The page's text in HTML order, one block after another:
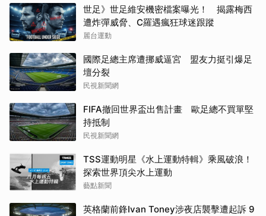
世足》世足維安機密檔案曝光！ 揭露梅西
遭炸彈威脅、C羅遇瘋狂球迷跟蹤
麗台運動
國際足總主席遭挪威逼宮 盟友力挺引爆足
壇分裂
民視新聞網
FIFA撤回世界盃出售計畫 歐足總不買單堅
持抵制
民視新聞網
TSS運動明星《水上運動特輯》乘風破浪！
探索世界頂尖水上運動
藝點新聞
英格蘭前鋒Ivan Toney涉夜店襲擊遭起訴 9